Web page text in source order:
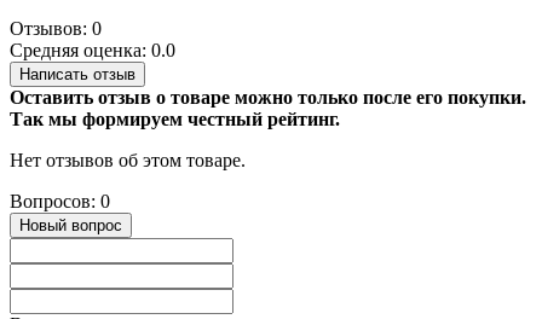
Отзывов: 0
Средняя оценка: 0.0
Написать отзыв
Оставить отзыв о товаре можно только после его покупки.
Так мы формируем честный рейтинг.
Нет отзывов об этом товаре.
Вопросов: 0
Новый вопрос